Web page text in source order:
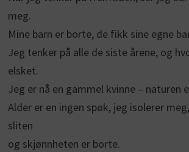
meg.
Mine barn er borte, de fikk sine egne
Jeg tenker på alle de siste årene, og
elsket.
Jeg er nå en gammel kvinne – naturen
Alder er en ingen spøk, jeg isolerer
sliten
og skjønnheten er borte.